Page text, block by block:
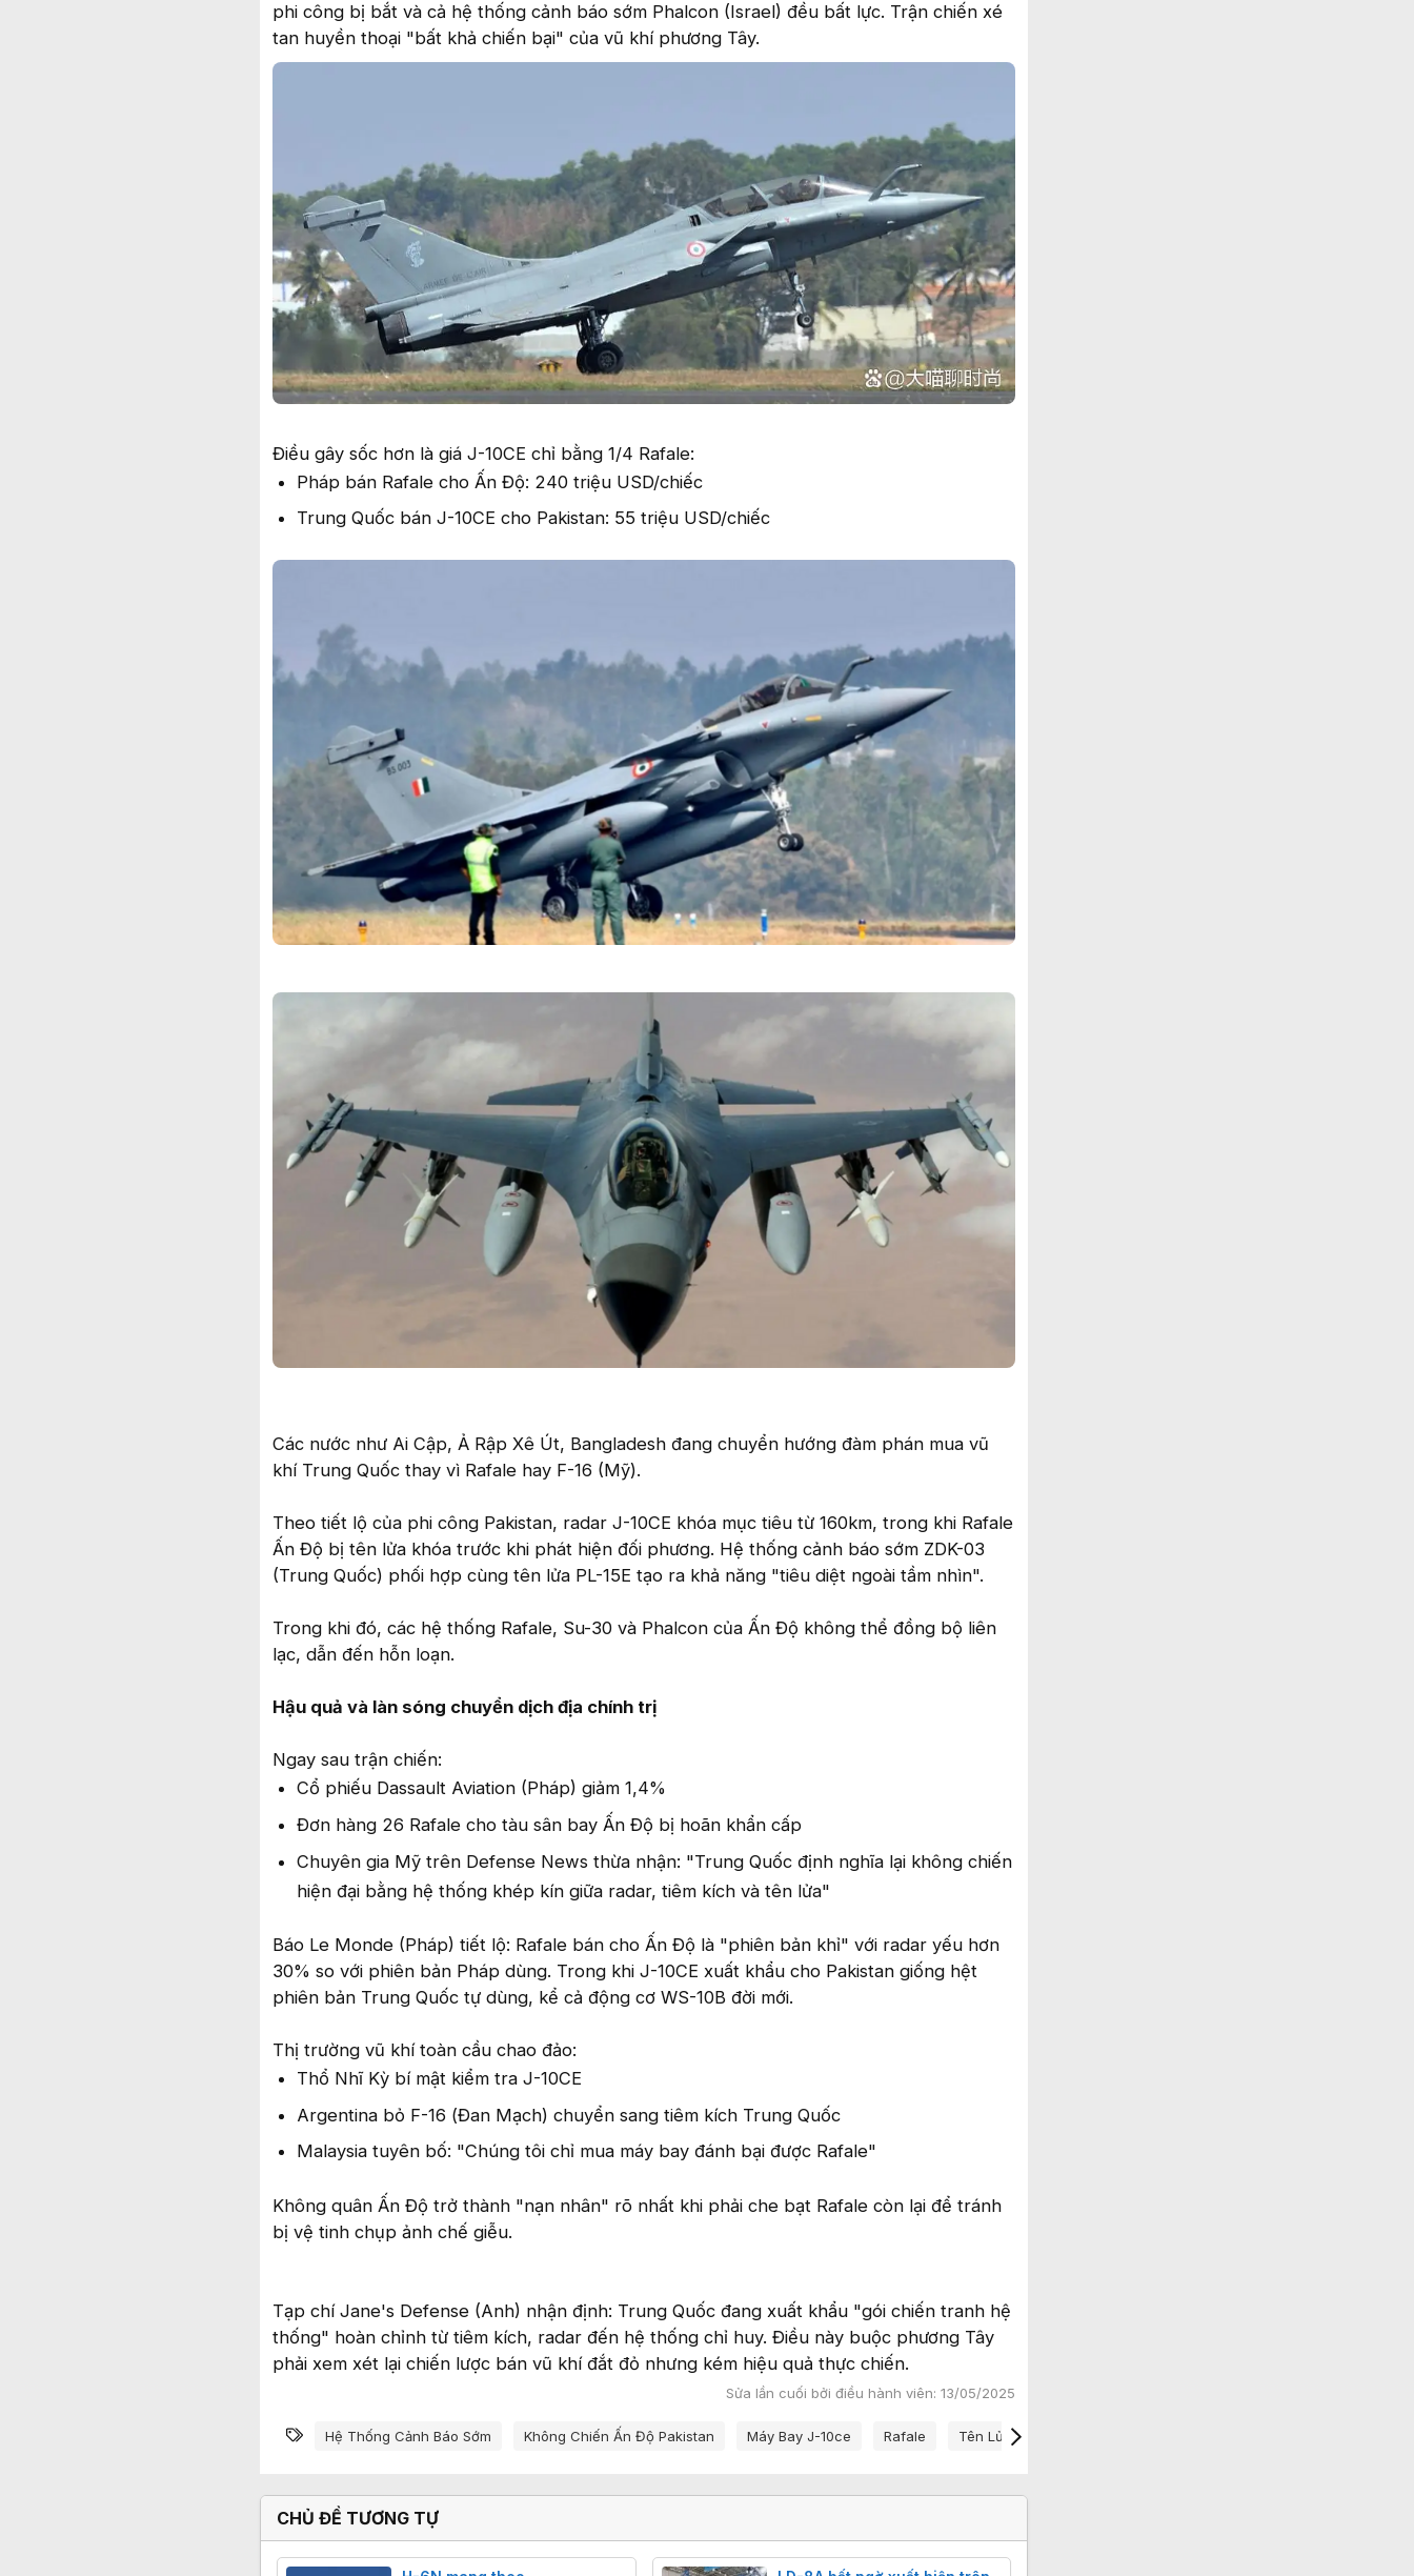
phi công bị bắt và cả hệ thống cảnh báo sớm Phalcon (Israel) đều bất lực. Trận chiến xé
tan huyền thoại "bất khả chiến bại" của vũ khí phương Tây.
Điều gây sốc hơn là giá J-10CE chỉ bằng 1/4 Rafale:
Pháp bán Rafale cho Ấn Độ: 240 triệu USD/chiếc
Trung Quốc bán J-10CE cho Pakistan: 55 triệu USD/chiếc
Các nước như Ai Cập, Ả Rập Xê Út, Bangladesh đang chuyển hướng đàm phán mua vũ
khí Trung Quốc thay vì Rafale hay F-16 (Mỹ).
Theo tiết lộ của phi công Pakistan, radar J-10CE khóa mục tiêu từ 160km, trong khi Rafale
Ấn Độ bị tên lửa khóa trước khi phát hiện đối phương. Hệ thống cảnh báo sớm ZDK-03
(Trung Quốc) phối hợp cùng tên lửa PL-15E tạo ra khả năng "tiêu diệt ngoài tầm nhìn".
Trong khi đó, các hệ thống Rafale, Su-30 và Phalcon của Ấn Độ không thể đồng bộ liên
lạc, dẫn đến hỗn loạn.
Hậu quả và làn sóng chuyển dịch địa chính trị
Ngay sau trận chiến:
Cổ phiếu Dassault Aviation (Pháp) giảm 1,4%
Đơn hàng 26 Rafale cho tàu sân bay Ấn Độ bị hoãn khẩn cấp
Chuyên gia Mỹ trên Defense News thừa nhận: "Trung Quốc định nghĩa lại không chiến
hiện đại bằng hệ thống khép kín giữa radar, tiêm kích và tên lửa"
Báo Le Monde (Pháp) tiết lộ: Rafale bán cho Ấn Độ là "phiên bản khỉ" với radar yếu hơn
30% so với phiên bản Pháp dùng. Trong khi J-10CE xuất khẩu cho Pakistan giống hệt
phiên bản Trung Quốc tự dùng, kể cả động cơ WS-10B đời mới.
Thị trường vũ khí toàn cầu chao đảo:
Thổ Nhĩ Kỳ bí mật kiểm tra J-10CE
Argentina bỏ F-16 (Đan Mạch) chuyển sang tiêm kích Trung Quốc
Malaysia tuyên bố: "Chúng tôi chỉ mua máy bay đánh bại được Rafale"
Không quân Ấn Độ trở thành "nạn nhân" rõ nhất khi phải che bạt Rafale còn lại để tránh
bị vệ tinh chụp ảnh chế giễu.
Tạp chí Jane's Defense (Anh) nhận định: Trung Quốc đang xuất khẩu "gói chiến tranh hệ
thống" hoàn chỉnh từ tiêm kích, radar đến hệ thống chỉ huy. Điều này buộc phương Tây
phải xem xét lại chiến lược bán vũ khí đắt đỏ nhưng kém hiệu quả thực chiến.
Sửa lần cuối bởi điều hành viên: 13/05/2025
Từ khóa
Hệ Thống Cảnh Báo Sớm Không Chiến Ấn Độ Pakistan Máy Bay J-10ce Rafale Tên Lửa Pl-15e
CHỦ ĐỀ TƯƠNG TỰ